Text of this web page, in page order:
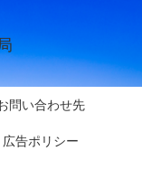
問い合わせ先
広告ポリシー